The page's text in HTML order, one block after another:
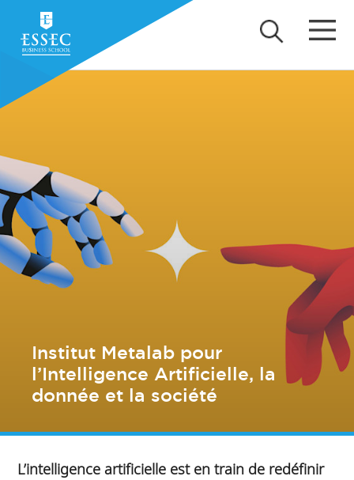
Institut Metalab pour
l’Intelligence Artificielle, la
donnée et la société
L’intelligence artificielle est en train de redéfinir